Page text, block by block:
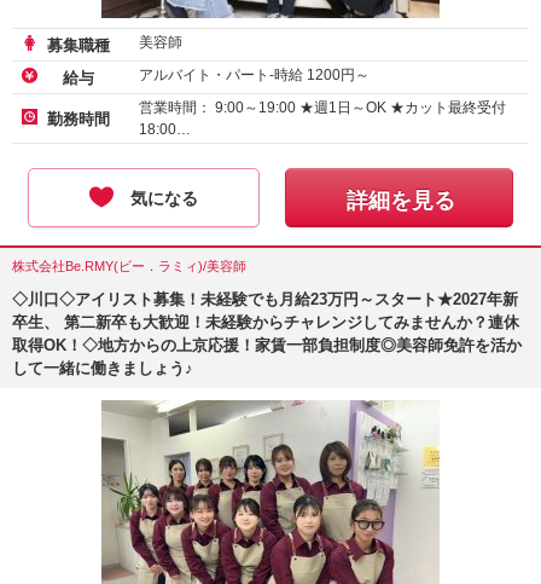
募集職種 美容師
給与 アルバイト・パート-時給 1200円～
勤務時間
営業時間： 9:00～19:00 ★週1日～OK ★カット最終受付
18:00…
気になる 詳細を見る
株式会社Be.RMY(ビー．ラミィ)/美容師
◇川口◇アイリスト募集！未経験でも月給23万円～スタート★2027年新
卒生、 第二新卒も大歓迎！未経験からチャレンジしてみませんか？連休
取得OK！◇地方からの上京応援！家賃一部負担制度◎美容師免許を活か
して一緒に働きましょう♪